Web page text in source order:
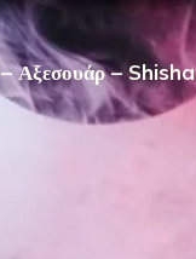
– Αξεσουάρ – Shisha